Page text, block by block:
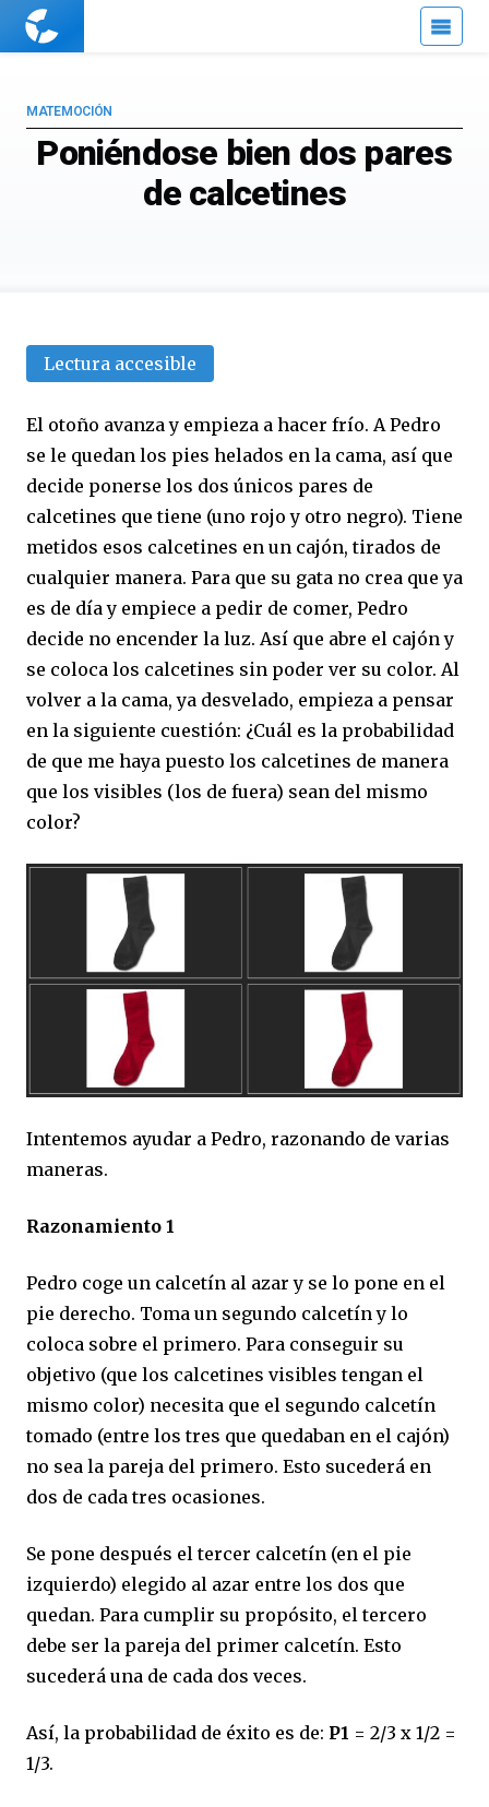
Cuaderno
Poniéndose bien dos pares
de calcetines
MATEMOCIÓN
Lectura accesible
El otoño avanza y empieza a hacer frío. A Pedro
se le quedan los pies helados en la cama, así que
decide ponerse los dos únicos pares de
calcetines que tiene (uno rojo y otro negro). Tiene
metidos esos calcetines en un cajón, tirados de
cualquier manera. Para que su gata no crea que ya
es de día y empiece a pedir de comer, Pedro
decide no encender la luz. Así que abre el cajón y
se coloca los calcetines sin poder ver su color. Al
volver a la cama, ya desvelado, empieza a pensar
en la siguiente cuestión: ¿Cuál es la probabilidad
de que me haya puesto los calcetines de manera
que los visibles (los de fuera) sean del mismo
color?
Intentemos ayudar a Pedro, razonando de varias
maneras.
Razonamiento 1
Pedro coge un calcetín al azar y se lo pone en el
pie derecho. Toma un segundo calcetín y lo
coloca sobre el primero. Para conseguir su
objetivo (que los calcetines visibles tengan el
mismo color) necesita que el segundo calcetín
tomado (entre los tres que quedaban en el cajón)
no sea la pareja del primero. Esto sucederá en
dos de cada tres ocasiones.
Se pone después el tercer calcetín (en el pie
izquierdo) elegido al azar entre los dos que
quedan. Para cumplir su propósito, el tercero
debe ser la pareja del primer calcetín. Esto
sucederá una de cada dos veces.
Así, la probabilidad de éxito es de: P1 = 2/3 x 1/2 =
1/3.